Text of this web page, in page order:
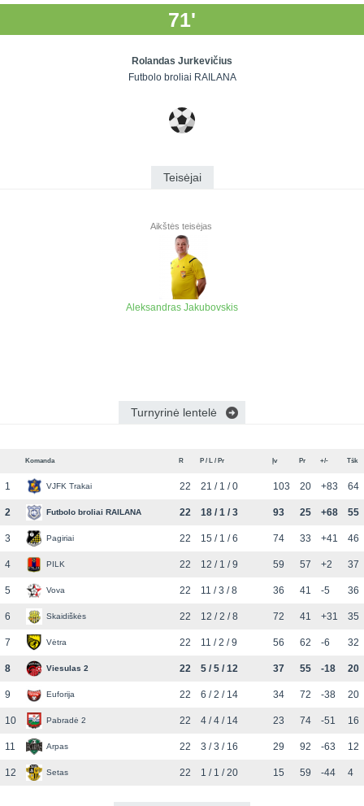
71'
Rolandas Jurkevičius
Futbolo broliai RAILANA
Teisėjai
Aikštės teisėjas
Aleksandras Jakubovskis
Turnyrinė lentelė
Komanda R P / L / Pr Įv Pr +/- Tšk
1 VJFK Trakai 22 21 / 1 / 0 103 20 +83 64
2 Futbolo broliai RAILANA 22 18 / 1 / 3 93 25 +68 55
3 Pagiriai 22 15 / 1 / 6 74 33 +41 46
4 PILK 22 12 / 1 / 9 59 57 +2 37
5 Vova 22 11 / 3 / 8 36 41 -5 36
6 Skaidiškės 22 12 / 2 / 8 72 41 +31 35
7 Vėtra 22 11 / 2 / 9 56 62 -6 32
8 Viesulas 2 22 5 / 5 / 12 37 55 -18 20
9 Euforija 22 6 / 2 / 14 34 72 -38 20
10 Pabradė 2 22 4 / 4 / 14 23 74 -51 16
11 Arpas 22 3 / 3 / 16 29 92 -63 12
12 Setas 22 1 / 1 / 20 15 59 -44 4